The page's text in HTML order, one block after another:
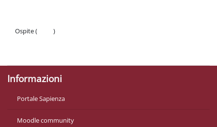
Ospite (
)
Informazioni
Portale Sapienza
Moodle community